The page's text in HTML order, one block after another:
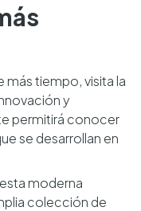
más tiempo, visita la
y
permitirá conocer
se desarrollan en
moderna
colección de